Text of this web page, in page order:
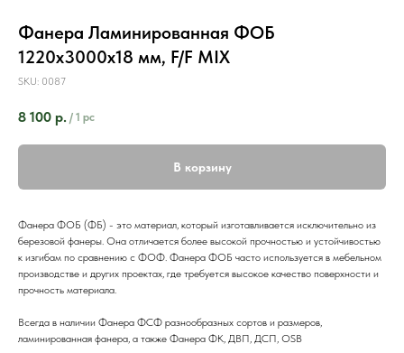
Фанера Ламинированная ФОБ
1220х3000х18 мм, F/F MIX
SKU: 0087
8 100 р. / 1 pc
В корзину
Фанера ФОБ (ФБ) - это материал, который изготавливается исключительно из
березовой фанеры. Она отличается более высокой прочностью и устойчивостью
к изгибам по сравнению с ФОФ. Фанера ФОБ часто используется в мебельном
производстве и других проектах, где требуется высокое качество поверхности и
прочность материала.
Всегда в наличии Фанера ФСФ разнообразных сортов и размеров,
ламинированная фанера, а также Фанера ФК, ДВП, ДСП, OSB